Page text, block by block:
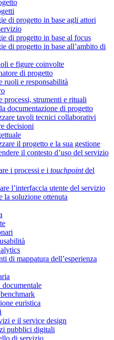
di progetto in base agli attori
di progetto in base al focus
di progetto in base all’ambito di
e figure coinvolte
di progetto
ruoli e responsabilità
processi, strumenti e rituali
documentazione di progetto
tavoli tecnici collaborativi
decisioni
il progetto e la sua gestione
il contesto d’uso del servizio
i processi e i touchpointdel
l’interfaccia utente del servizio
la soluzione ottenuta
di mappatura dell’esperienza
euristica
e il service design
pubblici digitali
di servizio